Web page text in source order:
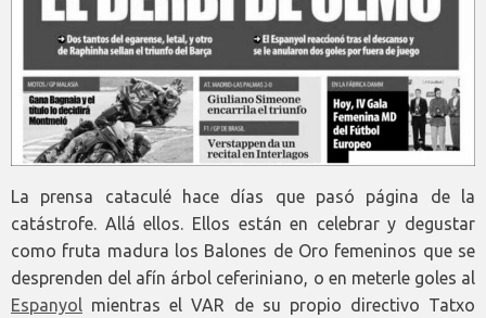
La prensa cataculé hace días que pasó página de la
catástrofe. Allá ellos. Ellos están en celebrar y degustar
como fruta madura los Balones de Oro femeninos que se
desprenden del afín árbol ceferiniano, o en meterle goles al
Espanyol mientras el VAR de su propio directivo Tatxo